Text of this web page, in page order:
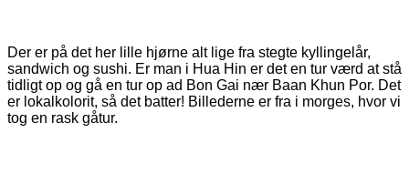
Der er på det her lille hjørne alt lige fra stegte kyllingelår,
sandwich og sushi. Er man i Hua Hin er det en tur værd at stå
tidligt op og gå en tur op ad Bon Gai nær Baan Khun Por. Det
er lokalkolorit, så det batter! Billederne er fra i morges, hvor vi
tog en rask gåtur.